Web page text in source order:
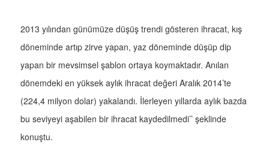
2013 yılından günümüze düşüş trendi gösteren ihracat, kış
döneminde artıp zirve yapan, yaz döneminde düşüp dip
yapan bir mevsimsel şablon ortaya koymaktadır. Anılan
dönemdeki en yüksek aylık ihracat değeri Aralık 2014’te
(224,4 milyon dolar) yakalandı. İlerleyen yıllarda aylık bazda
bu seviyeyi aşabilen bir ihracat kaydedilmedi’’ şeklinde
konuştu.